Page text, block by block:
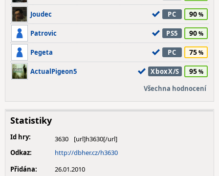
Joudec PC 90
Patrovic PS5 90
Pegeta PC 75
ActualPigeon5 XboxX/S 95
Všechna hodnocení
Statistiky
Id hry:
3630
Odkaz:
http://dbher.cz/h3630
Přidána:
26.01.2010